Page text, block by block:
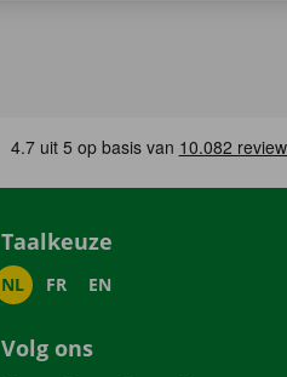
Taalkeuze
NL FR EN
Volg ons